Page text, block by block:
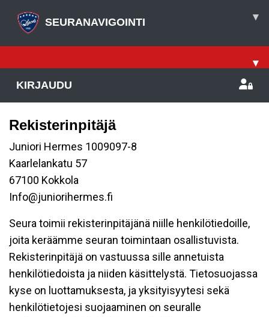
SEURANAVIGOINTI ▾
▾
KIRJAUDU
Rekisterinpitäjä
Juniori Hermes 1009097-8
Kaarlelankatu 57
67100 Kokkola
Info@juniorihermes.fi
Seura toimii rekisterinpitäjänä niille henkilötiedoille,
joita keräämme seuran toimintaan osallistuvista.
Rekisterinpitäjä on vastuussa sille annetuista
henkilötiedoista ja niiden käsittelystä. Tietosuojassa
kyse on luottamuksesta, ja yksityisyytesi sekä
henkilötietojesi suojaaminen on seuralle